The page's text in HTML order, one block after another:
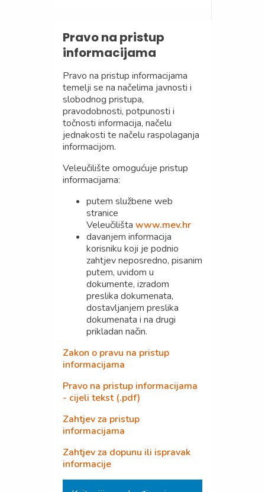
Pravo na pristup
informacijama
Pravo na pristup informacijama
temelji se na načelima javnosti i
slobodnog pristupa,
pravodobnosti, potpunosti i
točnosti informacija, načelu
jednakosti te načelu raspolaganja
informacijom.
Veleučilište omogućuje pristup
informacijama:
putem službene web
stranice
Veleučilišta www.mev.hr
davanjem informacija
korisniku koji je podnio
zahtjev neposredno, pisanim
putem, uvidom u
dokumente, izradom
preslika dokumenata,
dostavljanjem preslika
dokumenata i na drugi
prikladan način.
Zakon o pravu na pristup
informacijama
Pravo na pristup informacijama
- cijeli tekst (.pdf)
Zahtjev za pristup
informacijama
Zahtjev za dopunu ili ispravak
informacije